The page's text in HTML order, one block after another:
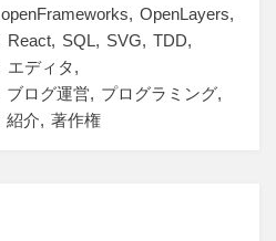
openFrameworks
OpenLayers
React SQL SVG
TDD
エディタ
ブログ運営
プログラミング
紹介 著作権